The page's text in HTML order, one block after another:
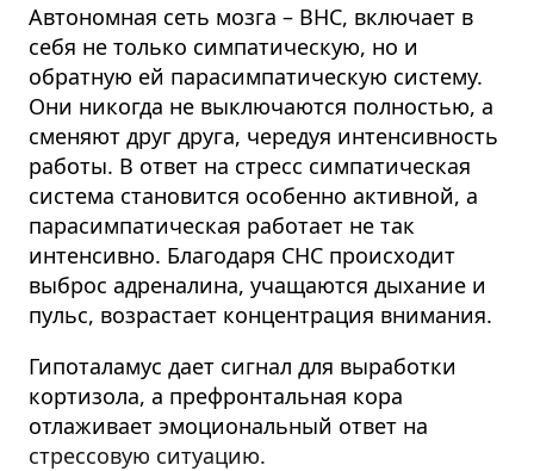
Автономная сеть мозга – ВНС, включает в
себя не только симпатическую, но и
обратную ей парасимпатическую систему.
Они никогда не выключаются полностью, а
сменяют друг друга, чередуя интенсивность
работы. В ответ на стресс симпатическая
система становится особенно активной, а
парасимпатическая работает не так
интенсивно. Благодаря СНС происходит
выброс адреналина, учащаются дыхание и
пульс, возрастает концентрация внимания.
Гипоталамус дает сигнал для выработки
кортизола, а префронтальная кора
отлаживает эмоциональный ответ на
стрессовую ситуацию.